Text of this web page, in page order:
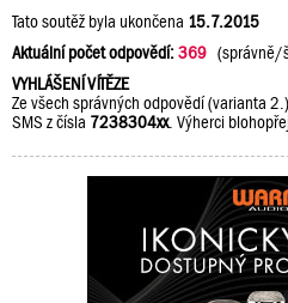
Tato soutěž byla ukončena 15.7.2015
Aktuální počet odpovědí:369 (správně/
VYHLÁŠENÍ VÍTĚZE
Ze všech správných odpovědí (varianta
SMS z čísla 7238304xx. Výherci